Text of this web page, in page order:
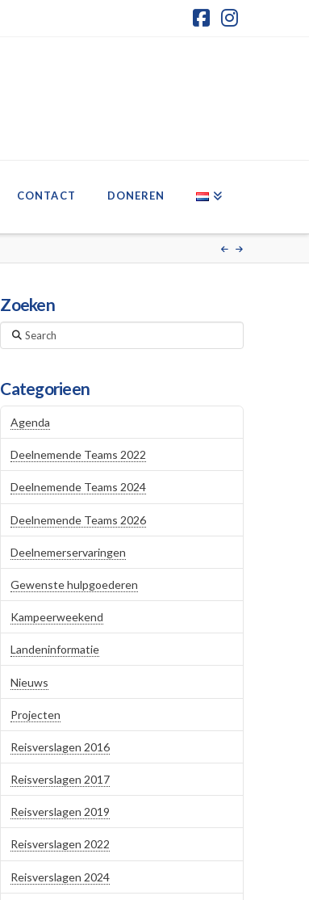
CONTACT DONEREN
Zoeken
Search
Categorieen
Agenda
Deelnemende Teams 2022
Deelnemende Teams 2024
Deelnemende Teams 2026
Deelnemerservaringen
Gewenste hulpgoederen
Kampeerweekend
Landeninformatie
Nieuws
Projecten
Reisverslagen 2016
Reisverslagen 2017
Reisverslagen 2019
Reisverslagen 2022
Reisverslagen 2024